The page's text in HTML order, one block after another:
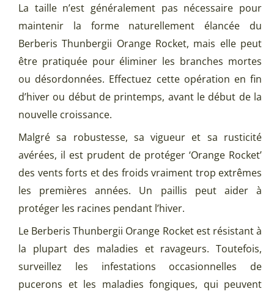
La taille n’est généralement pas nécessaire pour
maintenir la forme naturellement élancée du
Berberis Thunbergii Orange Rocket, mais elle peut
être pratiquée pour éliminer les branches mortes
ou désordonnées. Effectuez cette opération en fin
d’hiver ou début de printemps, avant le début de la
nouvelle croissance.
Malgré sa robustesse, sa vigueur et sa rusticité
avérées, il est prudent de protéger ‘Orange Rocket’
des vents forts et des froids vraiment trop extrêmes
les premières années. Un paillis peut aider à
protéger les racines pendant l’hiver.
Le Berberis Thunbergii Orange Rocket est résistant à
la plupart des maladies et ravageurs. Toutefois,
surveillez les infestations occasionnelles de
pucerons et les maladies fongiques, qui peuvent